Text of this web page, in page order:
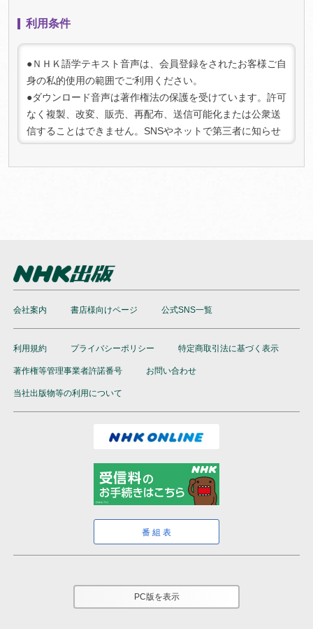
とを確認の上、「マイページ」（
の「マイコンテンツ一 覧」より該当の商品を選択してお手
続きください。キャンセルが承認され次第、返金手続きを
行います。
3. 注意事項:
キャンセル可能期間を過ぎた場合、またはコンテンツをダ
ウンロードした場合は、キャンセルおよび返金はできませ
んのでご了承ください。
利用条件
●ＮＨＫ語学テキスト音声は、会員登録をされたお客様ご自
身の私的使用の範囲でご利用ください。
●ダウンロード音声は著作権法の保護を受けています。許可
なく複製、改変、販売、再配布、送信可能化または公衆送
信することはできません。SNSやネットで第三者に知らせ
る行為は法律で禁じられております。また、法人としての
ご利用は禁止させていただいております。
とがあります。
会社案内 書店様向けページ 公式SNS一覧
利用規約 プライバシーポリシー 特定商取引法に基づく表示
著作権等管理事業者許諾番号 お問い合わせ
当社出版物等の利用について
番組表
PC版を表示